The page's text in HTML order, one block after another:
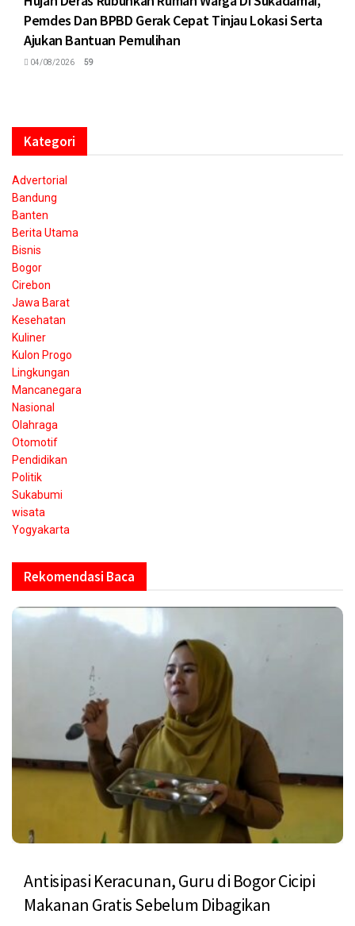
Pemdes Dan BPBD Gerak Cepat Tinjau Lokasi Serta
Ajukan Bantuan Pemulihan
04/08/2026 59
Kategori
Advertorial
Bandung
Banten
Berita Utama
Bisnis
Bogor
Cirebon
Jawa Barat
Kesehatan
Kuliner
Kulon Progo
Lingkungan
Mancanegara
Nasional
Olahraga
Otomotif
Pendidikan
Politik
Sukabumi
wisata
Yogyakarta
Rekomendasi Baca
Antisipasi Keracunan, Guru di Bogor Cicipi
Makanan Gratis Sebelum Dibagikan